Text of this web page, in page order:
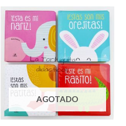
AGOTADO
Este
tiene
Las
se